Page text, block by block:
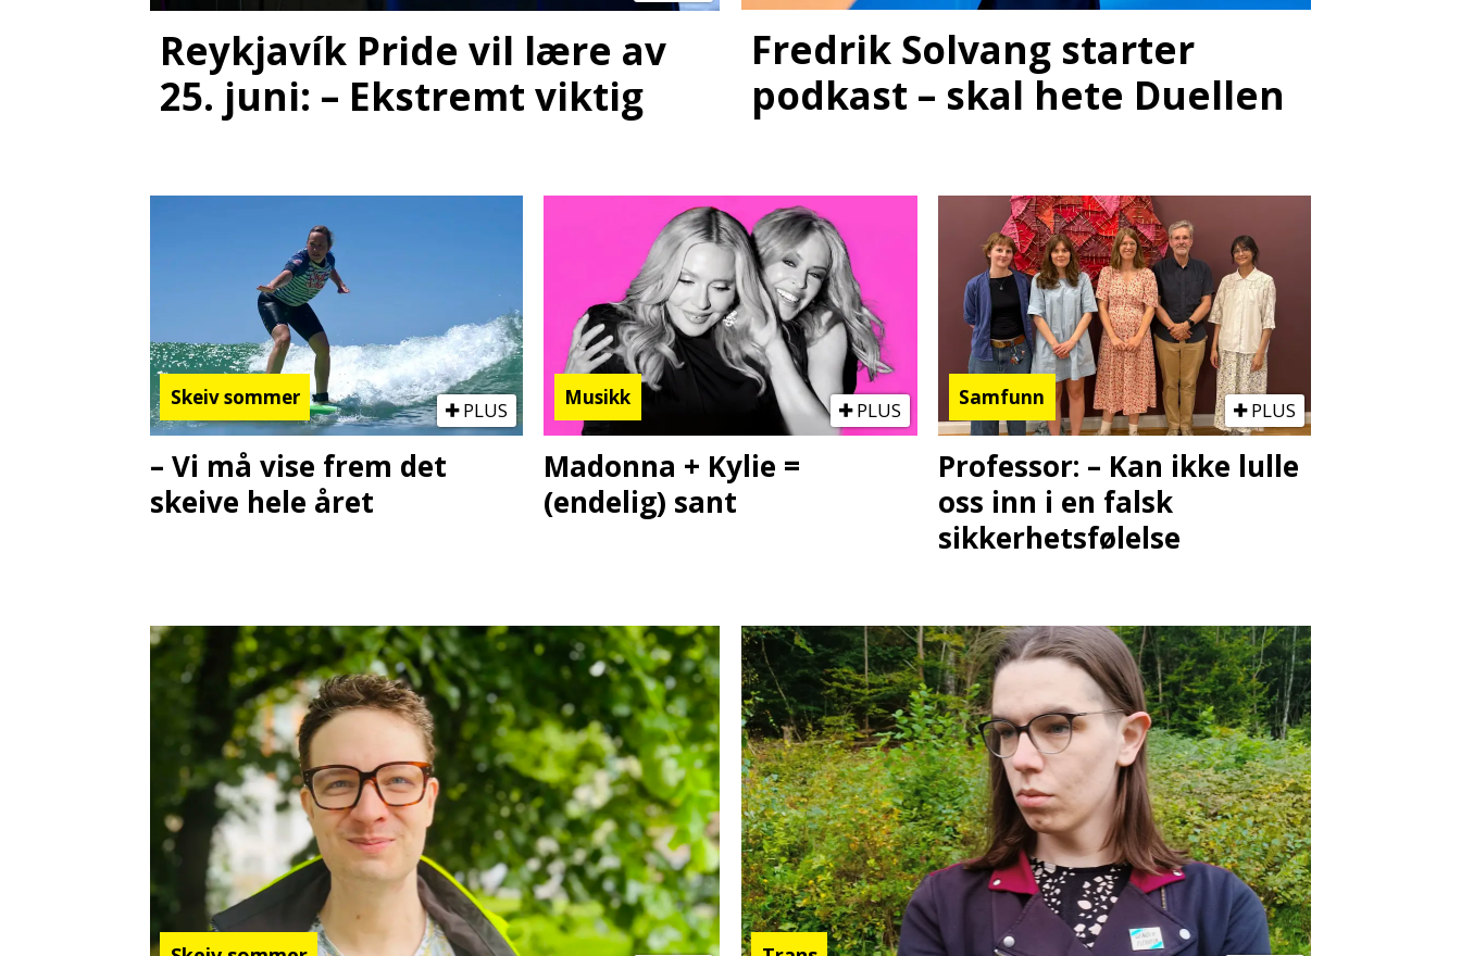
Reykjavík Pride vil lære av
25. juni: – Ekstremt viktig
Fredrik Solvang starter
podkast – skal hete Duellen
Skeiv sommer
PLUS
– Vi må vise frem det
skeive hele året
Musikk
PLUS
Madonna + Kylie =
(endelig) sant
Samfunn
PLUS
Professor: – Kan ikke lulle
oss inn i en falsk
sikkerhetsfølelse